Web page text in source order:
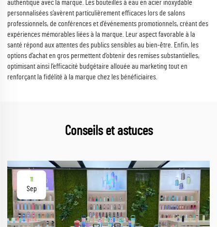
authentique avec la marque. Les bouteilles à eau en acier inoxydable
personnalisées s’avèrent particulièrement efficaces lors de salons
professionnels, de conférences et d’événements promotionnels, créant des
expériences mémorables liées à la marque. Leur aspect favorable à la
santé répond aux attentes des publics sensibles au bien-être. Enfin, les
options d’achat en gros permettent d’obtenir des remises substantielles,
optimisant ainsi l’efficacité budgétaire allouée au marketing tout en
renforçant la fidélité à la marque chez les bénéficiaires.
Conseils et astuces
11
Sep